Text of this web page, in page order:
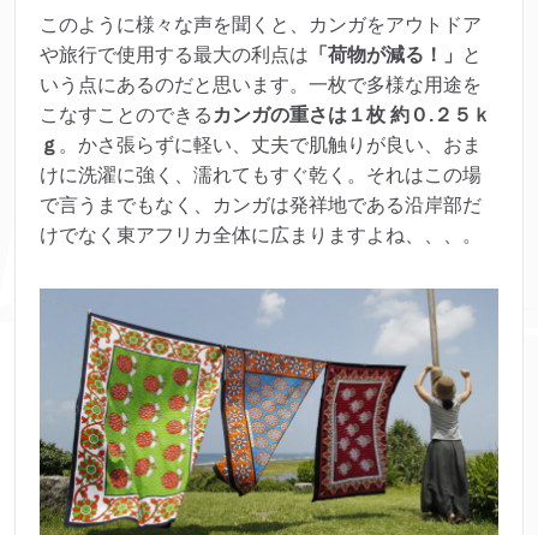
このように様々な声を聞くと、カンガをアウトドア
や旅行で使用する最大の利点は 「荷物が減る！」
と
いう点にあるのだと思います。一枚で多様な用途を
こなすことのできる カンガの重さは１枚 約０.２５ｋ
ｇ 。かさ張らずに軽い、丈夫で肌触りが良い、おま
けに洗濯に強く、濡れてもすぐ乾く。それはこの場
で言うまでもなく、カンガは発祥地である沿岸部だ
けでなく東アフリカ全体に広まりますよね、、、。